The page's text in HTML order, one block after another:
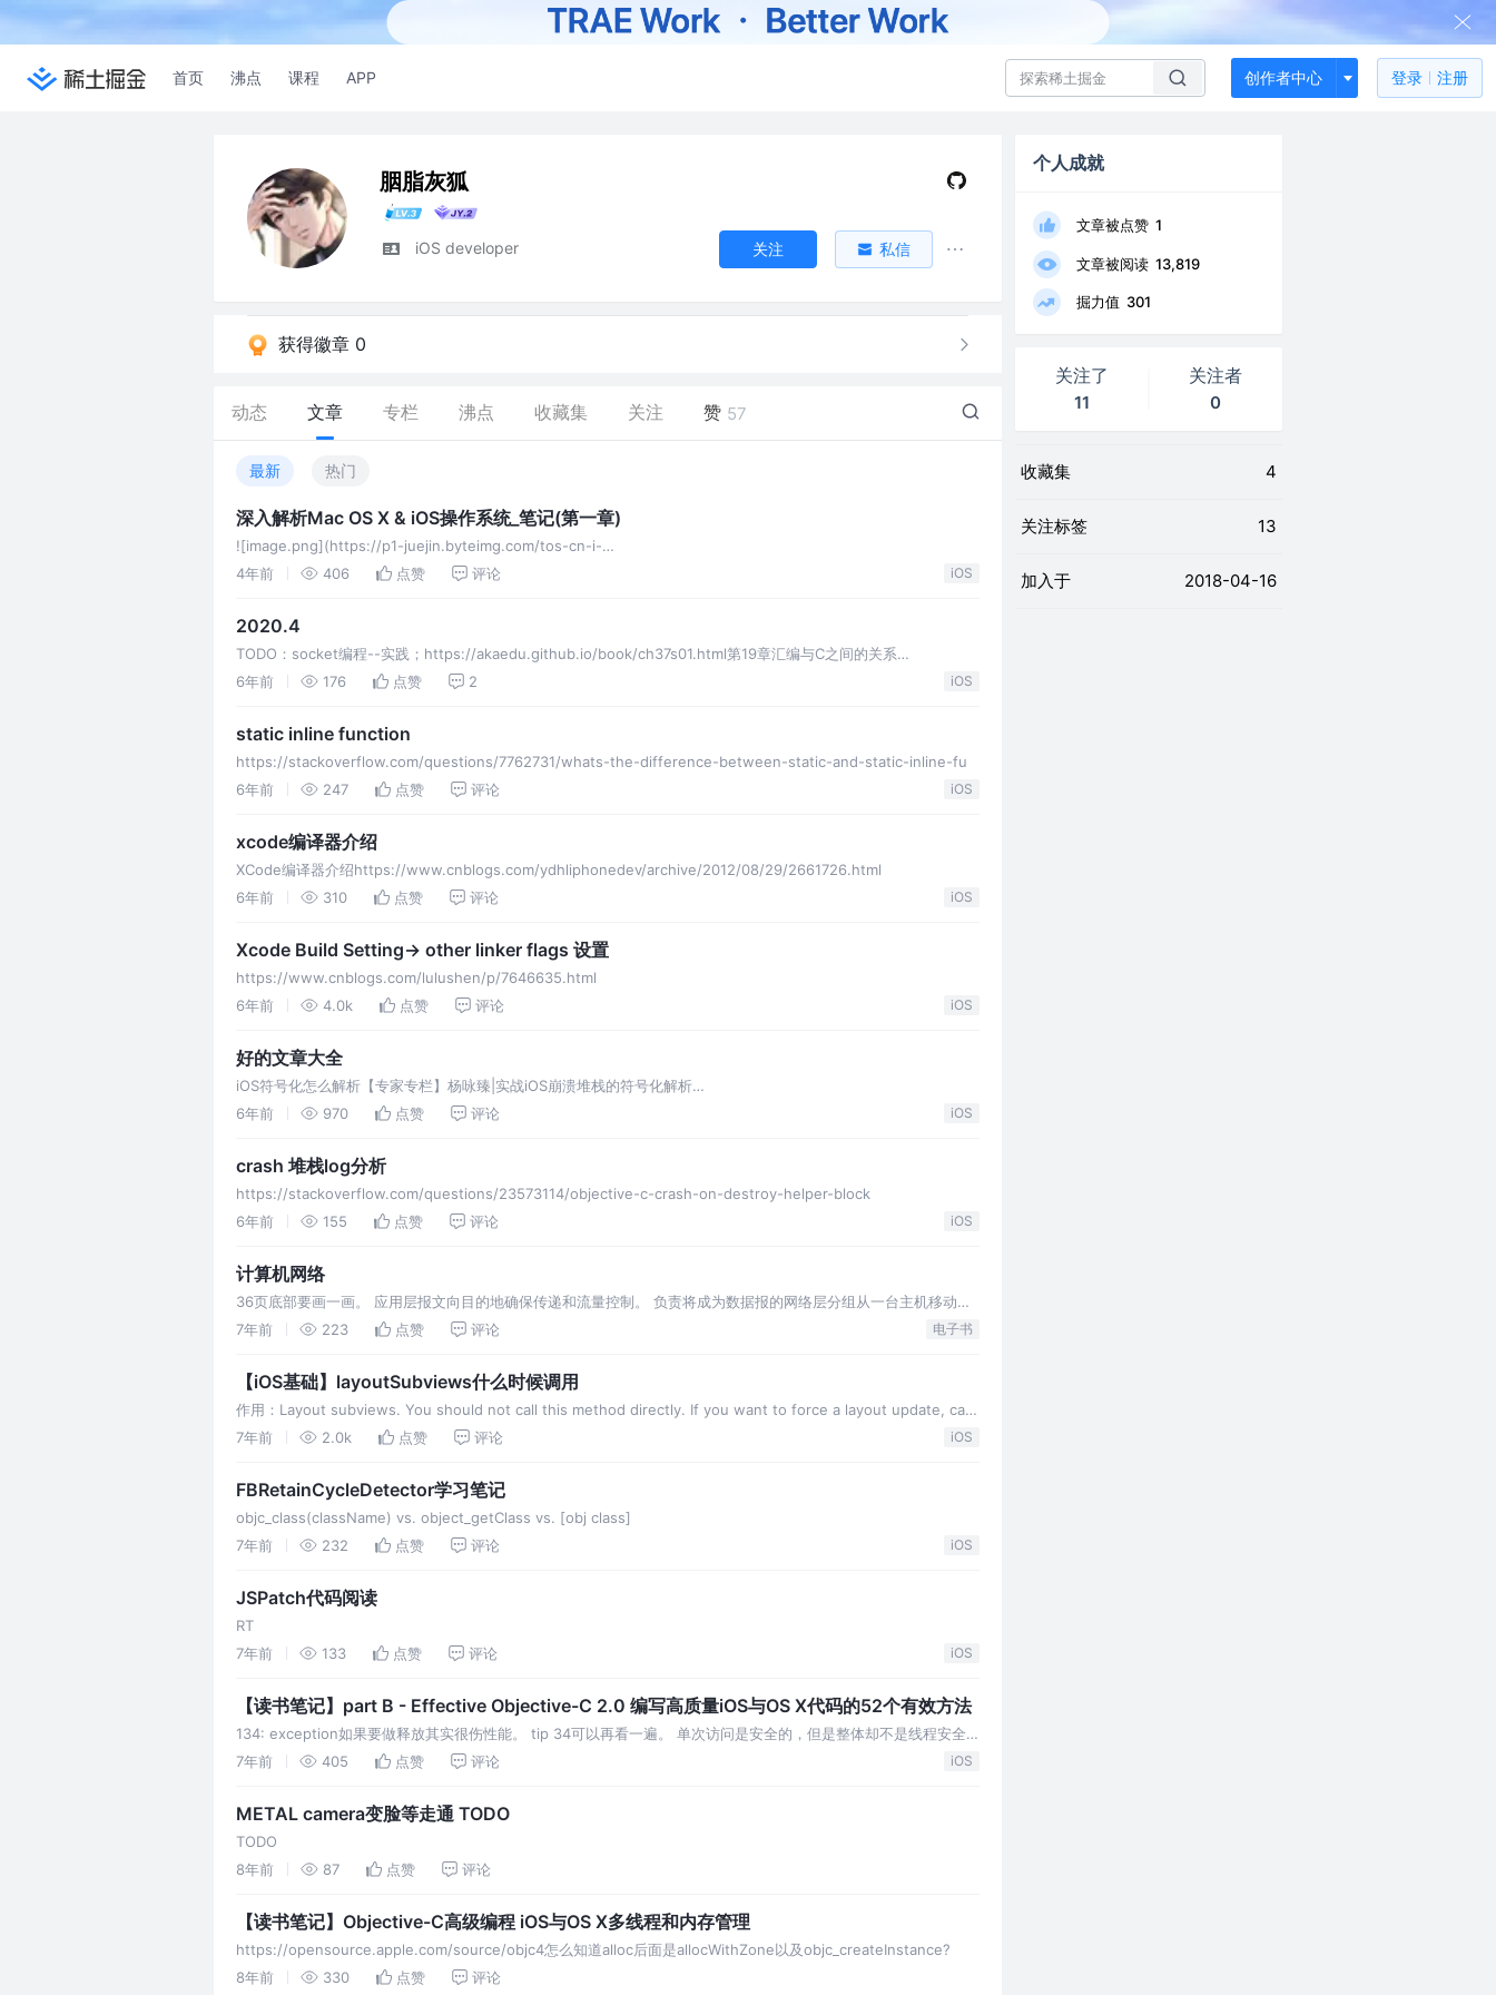
首页 沸点 课程 APP 创作者中心 登录 注册
胭脂灰狐
iOS developer 关注 私信
获得徽章 0
动态 文章 专栏 沸点 收藏集 关注 赞 57
最新 热门
深入解析Mac OS X & iOS操作系统_笔记(第一章)
![image.png](https://p1-juejin.byteimg.com/tos-cn-i-
k3u1fbpfcp/99cbf4e5d158414c94a7465386c33240~tplv
4年前 406 点赞 评论 iOS
2020.4
TODO：socket编程--实践；https://akaedu.github.io/book/ch37s01.html第19章汇编与C之间的关系
https://akaedu.github.io/bo
6年前 176 点赞 2 iOS
static inline function
https://stackoverflow.com/questions/7762731/whats-the-difference-between-static-and-static-inline-fu
6年前
247 点赞 评论 iOS
xcode编译器介绍
XCode编译器介绍https://www.cnblogs.com/ydhliphonedev/archive/2012/08/29/2661726.html
6年前
310 点赞 评论 iOS
Xcode Build Setting-> other linker flags 设置
https://www.cnblogs.com/lulushen/p/7646635.html
6年前
4.0k 点赞 评论 iOS
好的文章大全
iOS符号化怎么解析【专家专栏】杨咏臻|实战iOS崩溃堆栈的符号化解析
http://www.10tiao.com/html/473/201708/2651474079/1.html
6年前 970 点赞 评论 iOS
crash 堆栈log分析
https://stackoverflow.com/questions/23573114/objective-c-crash-on-destroy-helper-block
6年前
155 点赞 评论 iOS
计算机网络
36页底部要画一画。 应用层报文向目的地确保传递和流量控制。 负责将成为数据报的网络层分组从一台主机移动到
另一台主机。 IP协议：数据报中的每个字段及端系统和路由器如何作用于这些字段。 链路层例子：以太网、wifi、电
7年前 223 点赞 评论 电子书
【iOS基础】layoutSubviews什么时候调用
作用：Layout subviews. You should not call this method directly. If you want to force a layout update, call
the setNeedsLayout method instead …
7年前 2.0k 点赞 评论 iOS
FBRetainCycleDetector学习笔记
objc_class(className) vs. object_getClass vs. [obj class]
7年前
232 点赞 评论 iOS
JSPatch代码阅读
RT
7年前
133 点赞 评论 iOS
【读书笔记】part B - Effective Objective-C 2.0 编写高质量iOS与OS X代码的52个有效方法
134: exception如果要做释放其实很伤性能。 tip 34可以再看一遍。 单次访问是安全的，但是整体却不是线程安全
的，因为你读的时候可能是3，写的时候已经变成4了。。 168: 可以实现并发读，同步写。 异步在并发线程读，
7年前 405 点赞 评论 iOS
METAL camera变脸等走通 TODO
TODO
8年前
87 点赞 评论
【读书笔记】Objective-C高级编程 iOS与OS X多线程和内存管理
https://opensource.apple.com/source/objc4怎么知道alloc后面是allocWithZone以及objc_createInstance?
8年前
330 点赞 评论
个人成就
文章被点赞 1
文章被阅读 13,819
掘力值 301
关注了
11
关注者
0
收藏集 4
关注标签 13
加入于 2018-04-16